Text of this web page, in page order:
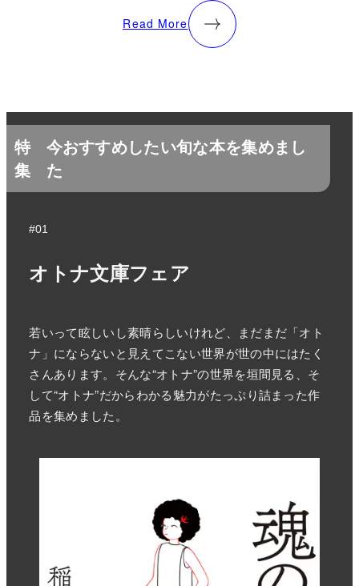
Read More
特
集
今おすすめしたい旬な本を集めまし
た
#01
オトナ文庫フェア
若いって眩しいし素晴らしいけれど、まだまだ「オト
ナ」にならないと見えてこない世界が世の中にはたく
さんあります。そんな“オトナ”の世界を垣間見る、そ
して“オトナ”だからわかる魅力がたっぷり詰まった作
品を集めました。